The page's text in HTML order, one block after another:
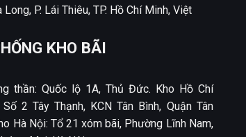
Long, P. Lái Thiêu, TP. Hồ Chí Minh, Việt
KHO BÃI
thần: Quốc lộ 1A, Thủ Đức. Kho Hồ Chí
2 Tây Thạnh, KCN Tân Bình, Quận Tân
Hà Nội: Tổ 21 xóm bãi, Phường Lĩnh Nam,